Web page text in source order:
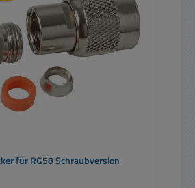
für RG58 Schraubversion